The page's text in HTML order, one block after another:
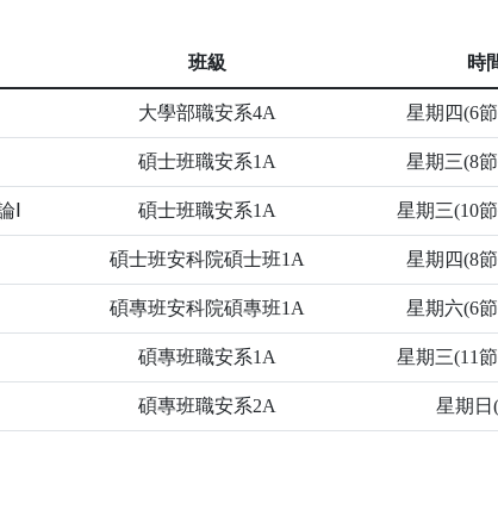
班級 時
大學部職安系4A 星期四(6
碩士班職安系1A 星期三(8
Ⅰ 碩士班職安系1A 星期三(10
碩士班安科院碩士班1A 星期四(8
碩專班安科院碩專班1A 星期六(6
碩專班職安系1A 星期三(11
碩專班職安系2A 星期日